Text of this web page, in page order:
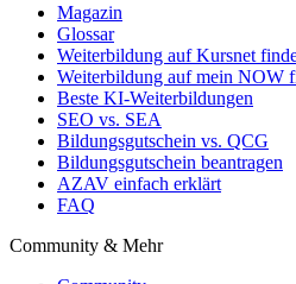
Magazin
Glossar
Weiterbildung auf Kursnet
Weiterbildung auf mein NOW
Beste KI-Weiterbildungen
SEO vs. SEA
Bildungsgutschein vs. QCG
Bildungsgutschein beantragen
AZAV einfach erklärt
FAQ
Community & Mehr